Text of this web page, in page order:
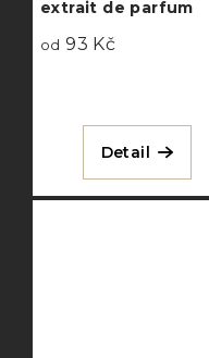
extrait de parfum
od 93 Kč
Detail